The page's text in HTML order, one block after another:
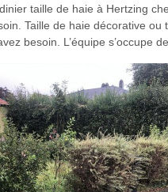
taille de haie à Hertzing
Taille de haie décorative
besoin. L’équipe s’occupe